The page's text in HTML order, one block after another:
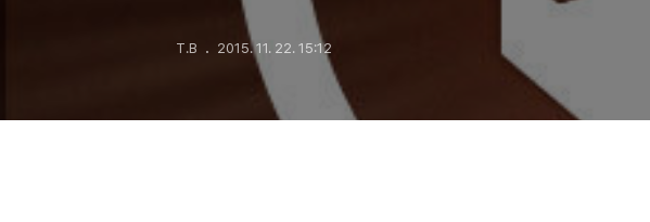
T.B 2015. 11. 22. 15:12